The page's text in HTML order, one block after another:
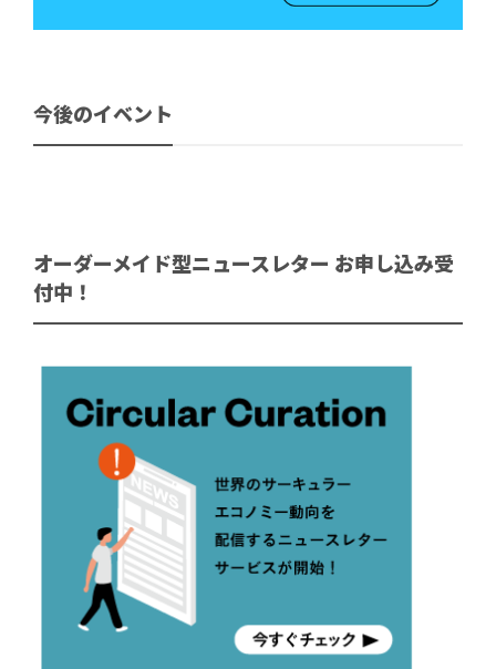
今後のイベント
オーダーメイド型ニュースレター お申し込み受
付中！